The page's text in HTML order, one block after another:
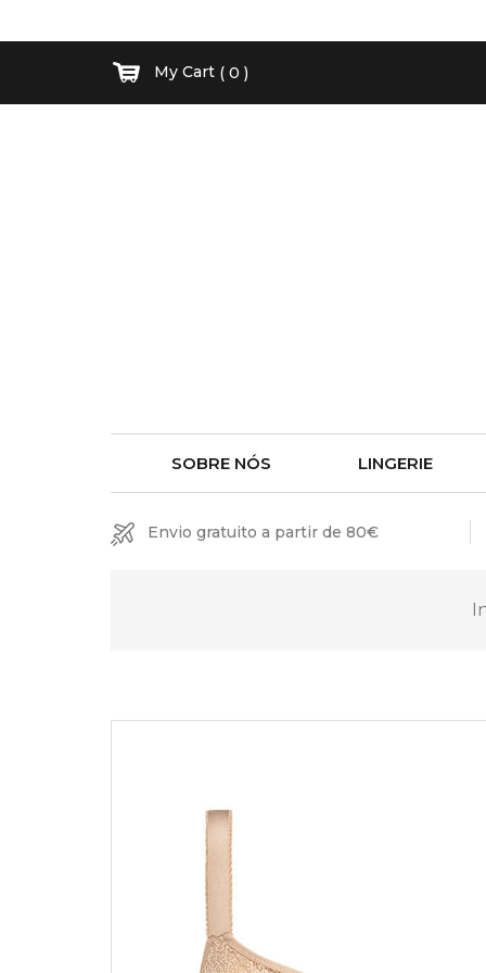
My Cart ( 0 )
SOBRE NÓS LINGERIE
Envio gratuito a partir de 80€